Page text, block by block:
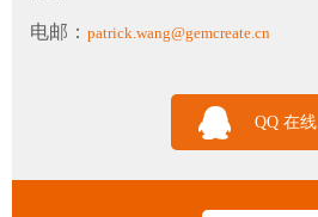
电邮： patrick.wang@gemcreate.cn
QQ 在线